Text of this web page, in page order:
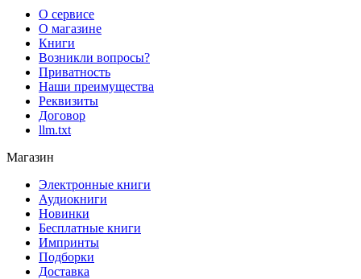
О сервисе
О магазине
Книги
Возникли вопросы?
Приватность
Наши преимущества
Реквизиты
Договор
llm.txt
Магазин
Электронные книги
Аудиокниги
Новинки
Бесплатные книги
Импринты
Подборки
Доставка